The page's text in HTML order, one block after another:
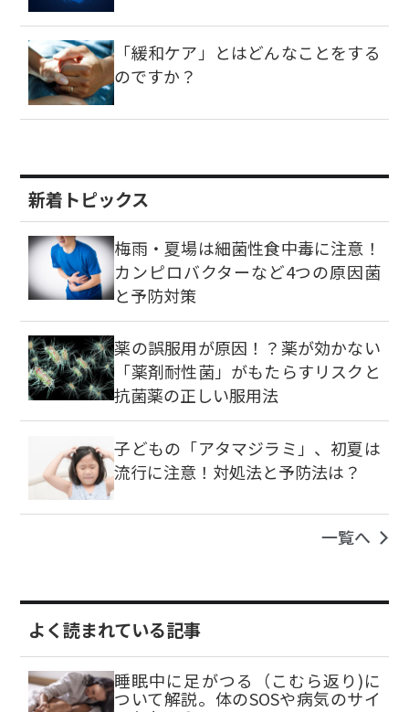
「緩和ケア」とはどんなことをする
のですか？
新着トピックス
梅雨・夏場は細菌性食中毒に注意！
カンピロバクターなど4つの原因菌
と予防対策
薬の誤服用が原因！？薬が効かない
「薬剤耐性菌」がもたらすリスクと
抗菌薬の正しい服用法
子どもの「アタマジラミ」、初夏は
流行に注意！対処法と予防法は？
一覧へ
よく読まれている記事
睡眠中に足がつる（こむら返り)に
ついて解説。体のSOSや病気のサイ